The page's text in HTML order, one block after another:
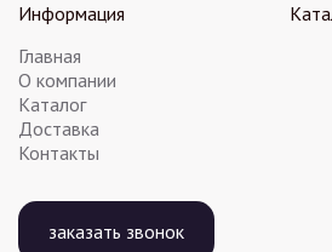
Информация
Главная
О компании
Каталог
Доставка
Контакты
заказать звонок